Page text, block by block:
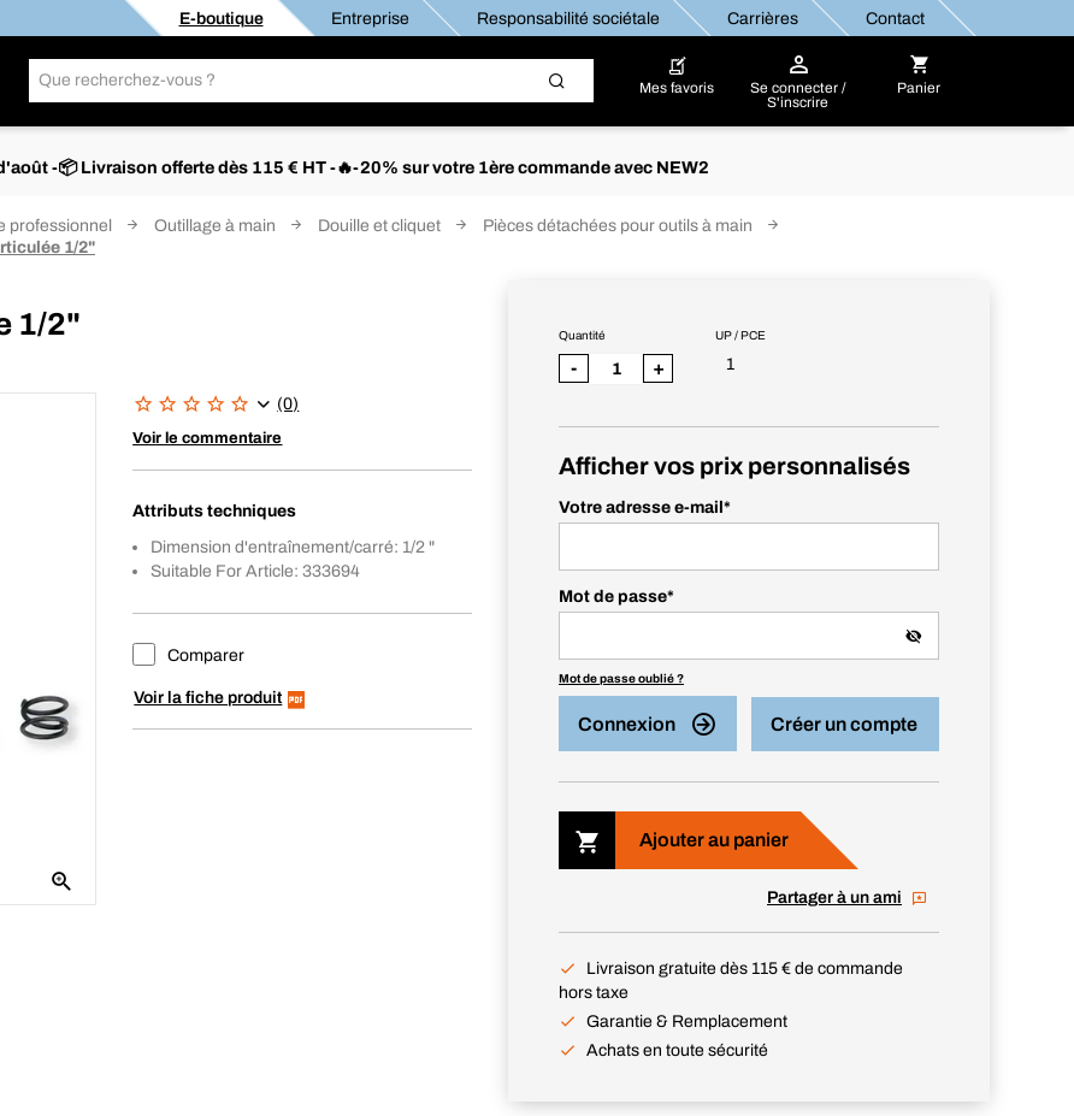
E-boutique Entreprise Responsabilité sociétale Carrières Contact
Mes favoris
Se connecter /
S'inscrire
Panier
-📦 Livraison offerte dès 115 € HT -🔥-20% sur votre 1ère commande avec NEW2
professionnel Outillage à main Douille et cliquet
Pièces détachées pour outils à main
1/2"
1/2"
(0)
Voir le commentaire
Attributs techniques
Dimension d'entraînement/carré: 1/2 "
Suitable For Article: 333694
Comparer
Voir la fiche produit
UP / PCE
1
Quantité
- +
Afficher vos prix personnalisés
Votre adresse e-mail *
Mot de passe*
Mot de passe oublié ?
Connexion Créer un compte
Ajouter au panier
Partager à un ami
Livraison gratuite dès 115 € de commande
hors taxe
Garantie & Remplacement
Achats en toute sécurité